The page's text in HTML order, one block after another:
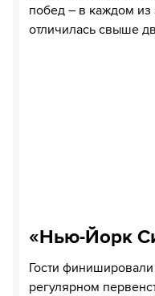
побед – в каждом из
отличилась свыше
«Нью-Йорк
Гости
регулярном